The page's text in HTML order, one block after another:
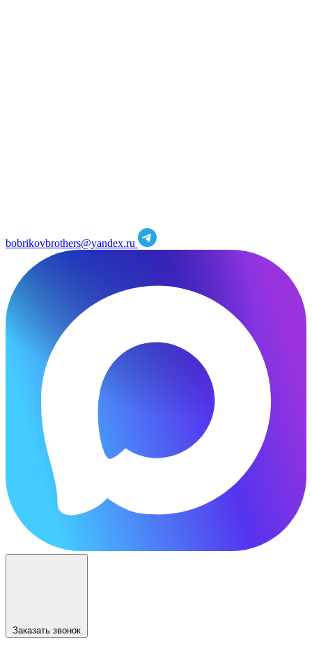
bobrikovbrothers@yandex.ru
Заказать звонок